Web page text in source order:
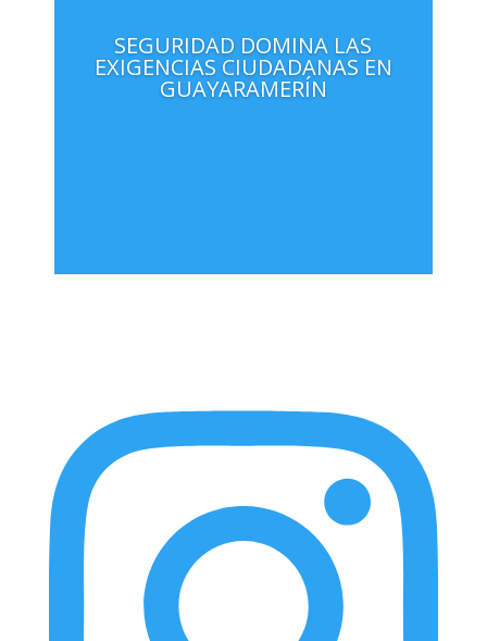
SEGURIDAD DOMINA LAS
EXIGENCIAS CIUDADANAS EN
GUAYARAMERÍN